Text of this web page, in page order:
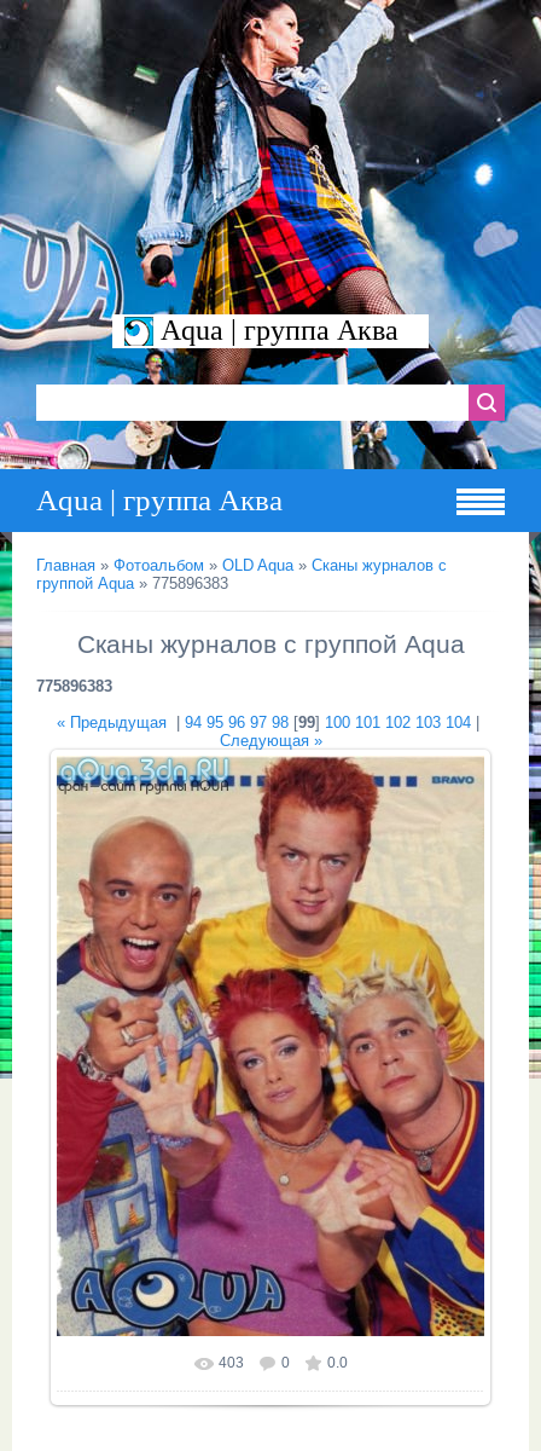
Aqua | группа Аква
Aqua | группа Аква
Главная » Фотоальбом » OLD Aqua» Сканы журналов с
группой Aqua» 775896383
Сканы журналов с группой Aqua
775896383
« Предыдущая
94 95 96 97 98 [99] 100 101 102 103 104
Следующая »
403 0 0.0